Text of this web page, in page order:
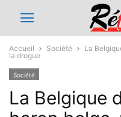
Accueil Société
La
la drogue
Société
La Belgique